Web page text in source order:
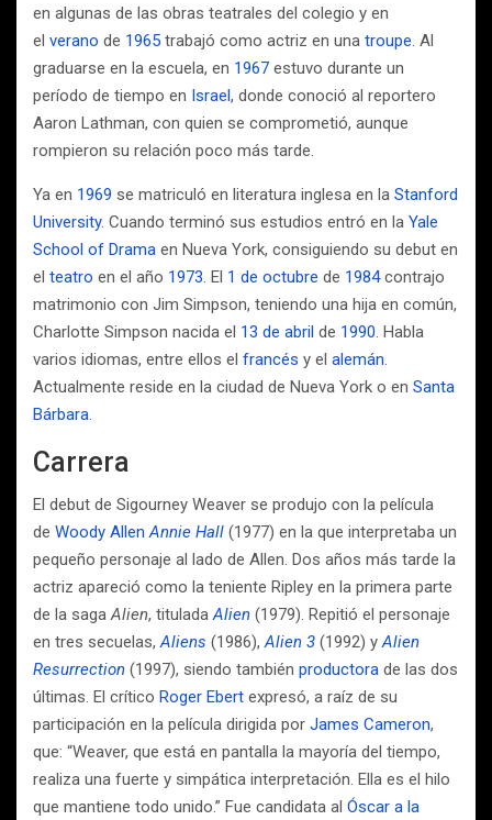
en algunas de las obras teatrales del colegio y en
el verano de 1965 trabajó como actriz en una troupe. Al
graduarse en la escuela, en 1967 estuvo durante un
período de tiempo en Israel, donde conoció al reportero
Aaron Lathman, con quien se comprometió, aunque
rompieron su relación poco más tarde.
Ya en 1969 se matriculó en literatura inglesa en la Stanford
University. Cuando terminó sus estudios entró en la Yale
School of Drama en Nueva York, consiguiendo su debut en
el teatro en el año 1973. El 1 de octubre de 1984contrajo
matrimonio con Jim Simpson, teniendo una hija en común,
Charlotte Simpson nacida el 13 de abril de 1990. Habla
varios idiomas, entre ellos el francés y el alemán.
Actualmente reside en la ciudad de Nueva York o en Santa
Bárbara.
Carrera
El debut de Sigourney Weaver se produjo con la película
de Woody Allen Annie Hall (1977) en la que interpretaba un
pequeño personaje al lado de Allen. Dos años más tarde la
actriz apareció como la teniente Ripley en la primera parte
de la sagaAlien, tituladaAlien (1979). Repitió el personaje
en tres secuelas,Aliens (1986),Alien 3 (1992) yAlien
Resurrection (1997), siendo también productora de las dos
últimas. El crítico Roger Ebert expresó, a raíz de su
participación en la película dirigida por James Cameron,
que: “Weaver, que está en pantalla la mayoría del tiempo,
realiza una fuerte y simpática interpretación. Ella es el hilo
que mantiene todo unido.” Fue candidata al Óscar a la